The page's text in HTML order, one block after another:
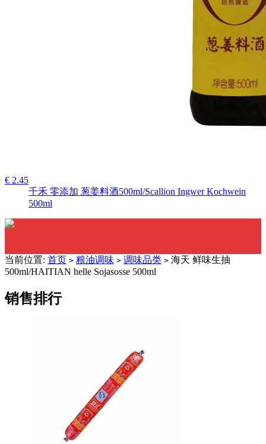
€ 2.45
千禾 零添加 葱姜料酒500ml/Scallion Ingwer Kochwein
500ml
当前位置: 首页 > 粮油调味 > 调味品类 > 海天 鲜味生抽
500ml/HAITIAN helle Sojasosse 500ml
销售排行